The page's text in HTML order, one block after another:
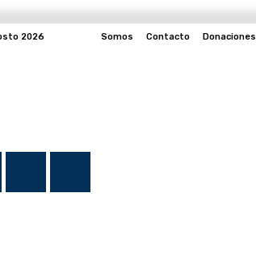
2026 Somos Contacto Donaciones